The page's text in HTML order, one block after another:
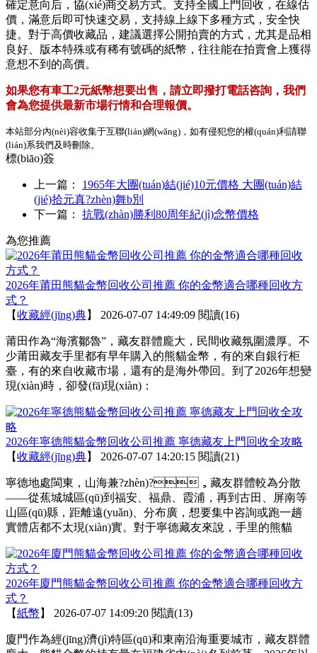
確定意向后，協(xié)商交易方式。支持全國上門回收，在線估
價，滿意后即可快速交易，支持線上線下多種方式，安全快
捷。對于高價收藏品，建議選擇公開拍賣的方式，尤其是品相
良好、版本特殊或有稀有號碼的紙幣，往往能在拍賣會上獲得
意想不到的高價。
如果您有車工2元紙幣想要出售，請立即撥打電話咨詢，我們
會為您提供最新市場行情和合理報價。
本站部分內(nèi)容收集于互聯(lián)網(wǎng)，如有侵犯您的權(quán)利請聯
(lián)系我們及時刪除。
標(biāo)簽
上一篇： 1965年大團(tuán)結(jié)10元價格 大團(tuán)結
(jié)拾元真?zhèn)舞b別
下一篇： 抗戰(zhàn)勝利80周年紀(jì)念幣價格
為您推薦
2026年莆田熊貓金幣回收公司推薦 你的金幣適合哪種回收方
式？
【收藏經(jīng)典】 2026-07-07 14:49:09 閱讀(16)
莆田作為“海濱鄒魯”，藏友群體龐大，民間收藏氛圍濃厚。不
少莆田藏友手里都有早年購入的熊貓金幣，有的來自銀行柜
臺，有的來自收藏市場，還有的是海外帶回。到了2026年想變
現(xiàn)時，卻發(fā)現(xiàn)：
2026年寧德熊貓金幣回收公司推薦 寧德藏友上門回收全攻略
【收藏經(jīng)典】 2026-07-07 14:20:15 閱讀(21)
寧德地處閩東，山海兼?zhèn)?，藏友群體較為分散
——從蕉城城區(qū)到福安、福鼎、霞浦，再到古田、屏南等
山區(qū)縣，距離遠(yuǎn)、分布廣，想要集中咨詢或跑一趟
實體店都不太現(xiàn)實。對于寧德藏友來說，手里的熊貓
2026年廈門熊貓金幣回收公司推薦 你的金幣適合哪種回收方
式？
【紙幣 】 2026-07-07 14:09:20 閱讀(13)
廈門作為經(jīng)濟(jì)特區(qū)和東南沿海重要城市，藏友群體